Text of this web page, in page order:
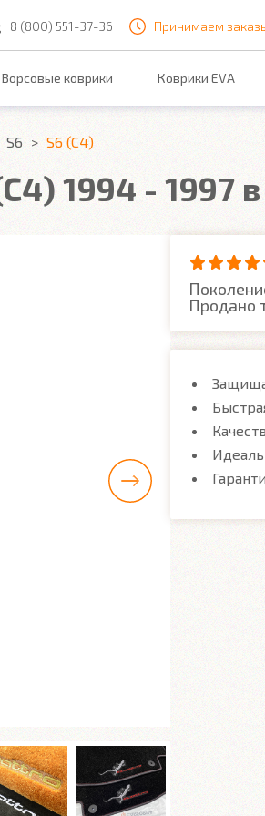
8 (800) 551-37-36 Принимаем
Ворсовые коврики Коврики EVA
S6 S6 (C4)
1994 - 1997
Продано